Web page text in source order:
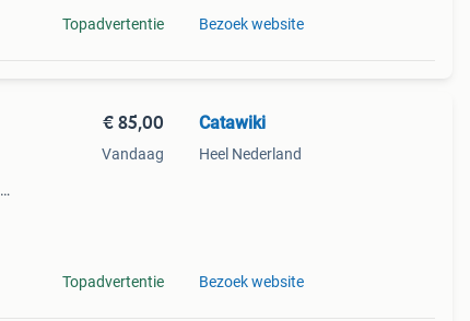
Topadvertentie Bezoek website
€ 85,00
Vandaag
Topadvertentie
Catawiki
Heel Nederland
Bezoek website